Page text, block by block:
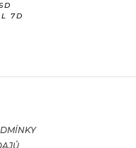
7D